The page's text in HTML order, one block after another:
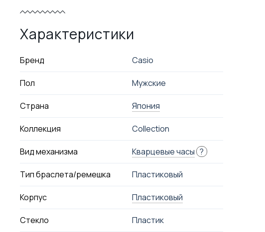
Характеристики
Бренд Casio
Пол Мужские
Страна Япония
Коллекция Collection
Вид механизма Кварцевые часы ?
Тип браслета/ремешка Пластиковый
Корпус Пластиковый
Стекло Пластик